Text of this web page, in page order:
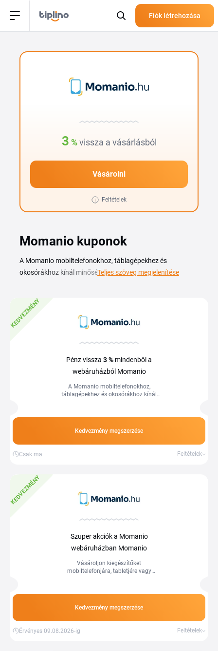
Fiók létrehozása
3 % vissza a vásárlásból
Vásárolni
Feltételek
Momanio kuponok
A Momanio mobiltelefonokhoz, táblagépekhez és
okosórákhoz kínál minőségi kiegészítőket, edzett üvegeket,
akciókkal kedvezményesebben szerezheted be a
védőfelszerelést és a tartozékokat a telefonodhoz vagy az
okosórádhoz. Ezen az oldalon megtalálod az érvényes
kódokat és ajánlatokat, amelyeket a kosárban válthatsz be
Teljes szöveg megjelenítése
KEDVEZMÉNY
Pénz vissza 3 % mindenből a
webáruházból Momanio
A Momanio mobiltelefonokhoz,
táblagépekhez és okosórákhoz kínál
Kedvezmény megszerzése
Csak ma Feltételek
KEDVEZMÉNY
Szuper akciók a Momanio
webáruházban Momanio
Vásároljon kiegészítőket
mobiltelefonjára, tabletjére vagy
Kedvezmény megszerzése
Érvényes 09.08.2026-ig Feltételek